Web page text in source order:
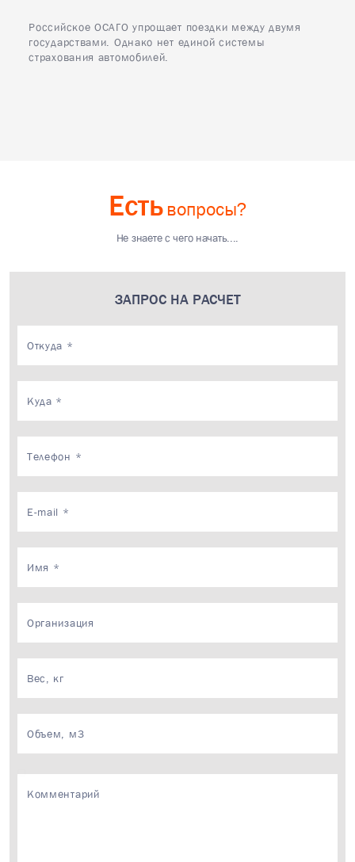
Российское ОСАГО упрощает поездки между двумя
государствами. Однако нет единой системы
страхования автомобилей.
Есть вопросы?
Не знаете с чего начать....
Ваш запрос
Менеджер свяжется с
ЗАПРОС НА РАСЧЕТ